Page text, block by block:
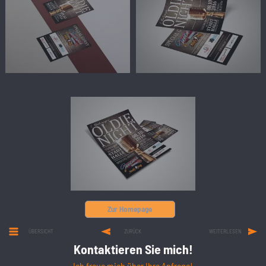
Zur Homepage
ÜBERSICHT ZURÜCK WEITERLESEN
Kontaktieren Sie mich!